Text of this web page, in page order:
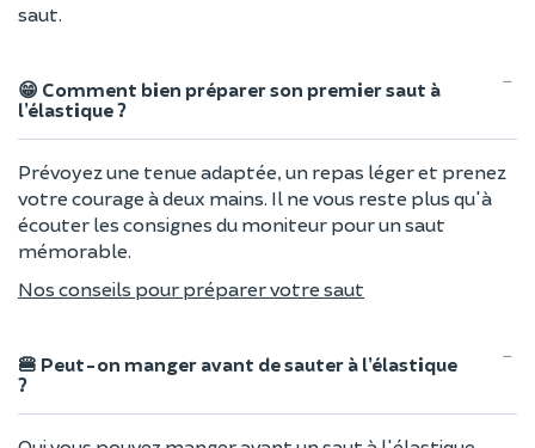
saut.
😁 Comment bien préparer son premier saut à
l’élastique ?
Prévoyez une tenue adaptée, un repas léger et prenez
votre courage à deux mains. Il ne vous reste plus qu'à
écouter les consignes du moniteur pour un saut
mémorable.
Nos conseils pour préparer votre saut
🍔 Peut-on manger avant de sauter à l’élastique
?